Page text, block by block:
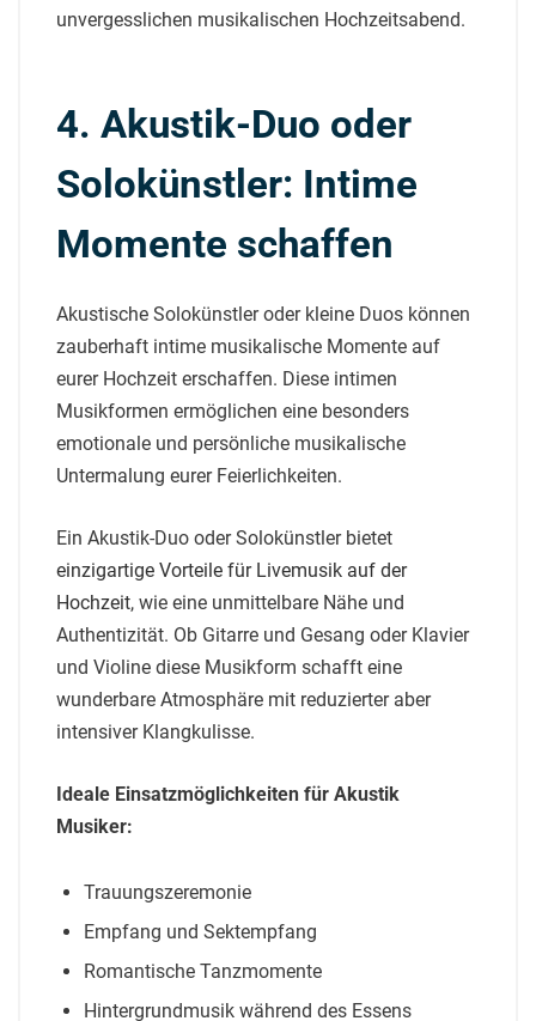
unvergesslichen musikalischen Hochzeitsabend.
4. Akustik-Duo oder
Solokünstler: Intime
Momente schaffen
Akustische Solokünstler oder kleine Duos können
zauberhaft intime musikalische Momente auf
eurer Hochzeit erschaffen. Diese intimen
Musikformen ermöglichen eine besonders
emotionale und persönliche musikalische
Untermalung eurer Feierlichkeiten.
Ein Akustik-Duo oder Solokünstler bietet
einzigartige Vorteile für Livemusik auf der
Hochzeit, wie eine unmittelbare Nähe und
Authentizität. Ob Gitarre und Gesang oder Klavier
und Violine diese Musikform schafft eine
wunderbare Atmosphäre mit reduzierter aber
intensiver Klangkulisse.
Ideale Einsatzmöglichkeiten für Akustik
Musiker:
Trauungszeremonie
Empfang und Sektempfang
Romantische Tanzmomente
Hintergrundmusik während des Essens